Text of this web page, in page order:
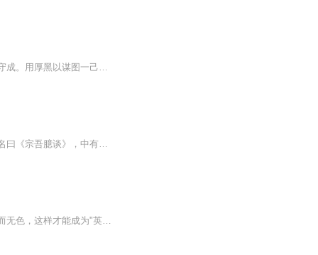
古之成大事者，不外面厚心黑而已！黑者，矛也；厚者，盾也。握此矛盾，进可拓土，退可守成。用厚黑以谋图一己之私利，是极卑劣的行为；用厚黑以图谋众人之公利，是至高无上之道德。
李宗吾于民国元年，曾写一文曰《厚黑学》，此后陆陆续续写了些文字，十六年汇刻一册，名曰《宗吾臆谈》，中有一文，曰《解决社会问题之我见》。十七年扩大之为一单行本，曰《社会问题之商榷》。近年复有些新感想，乃将历年所作文字，拆散之，连同新感想，...
《厚黑学》为民国年间李宗吾先生所作，他在厚黑学一书中，阐述脸皮要厚而无形、心要黑而无色，这样才能成为"英雄豪杰"。他以曹操、刘备、孙权、司马懿等人物实例为主线，探讨论证厚薄与黑白如何影响成败得失。